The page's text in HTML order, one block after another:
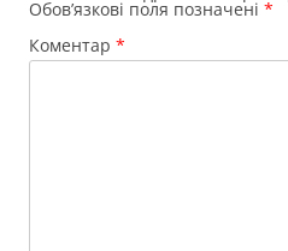
Обов’язкові поля позначені *
Коментар *